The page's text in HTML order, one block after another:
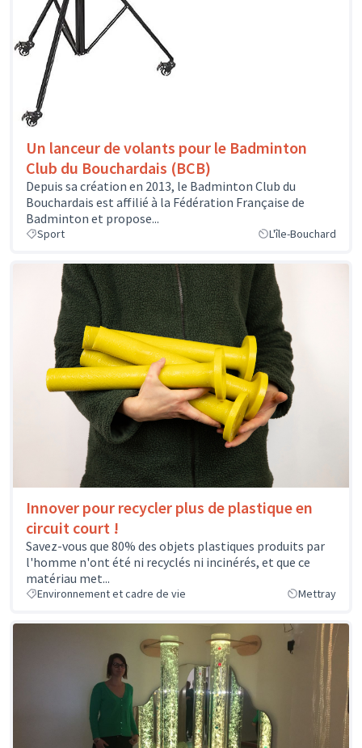
Un lanceur de volants pour le Badminton
Club du Bouchardais (BCB)
Depuis sa création en 2013, le Badminton Club du
Bouchardais est affilié à la Fédération Française de
Badminton et propose...
Sport L'île-Bouchard
Innover pour recycler plus de plastique en
circuit court !
Savez-vous que 80% des objets plastiques produits par
l'homme n'ont été ni recyclés ni incinérés, et que ce
matériau met...
Environnement et cadre de vie Mettray